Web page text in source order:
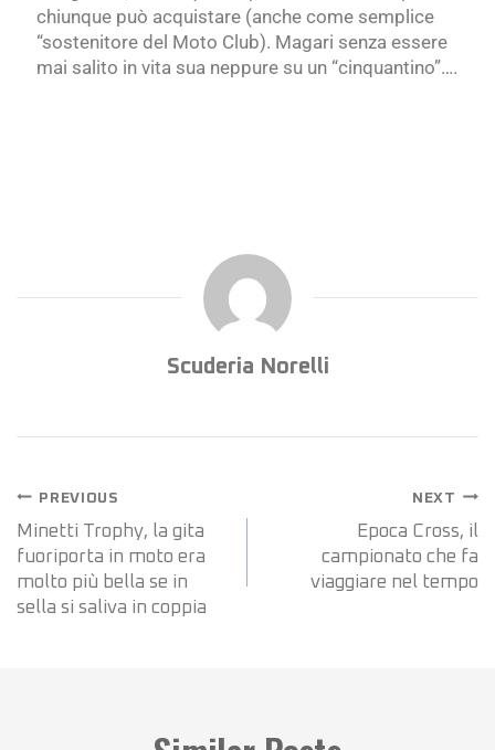
chiunque può acquistare (anche come semplice
“sostenitore del Moto Club). Magari senza essere
mai salito in vita sua neppure su un “cinquantino”….
Scuderia Norelli
PREVIOUS
Minetti Trophy, la gita
fuoriporta in moto era
molto più bella se in
sella si saliva in coppia
NEXT
Epoca Cross, il
campionato che fa
viaggiare nel tempo